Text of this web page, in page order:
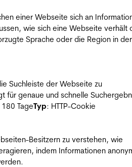
einer Webseite sich an
wie sich eine Webseite verhält
Sprache oder die Region in
Suchleiste der Webseite zu
für genaue und schnelle
180 TageTyp: HTTP-Cookie
Besitzern zu verstehen, wie
indem Informationen